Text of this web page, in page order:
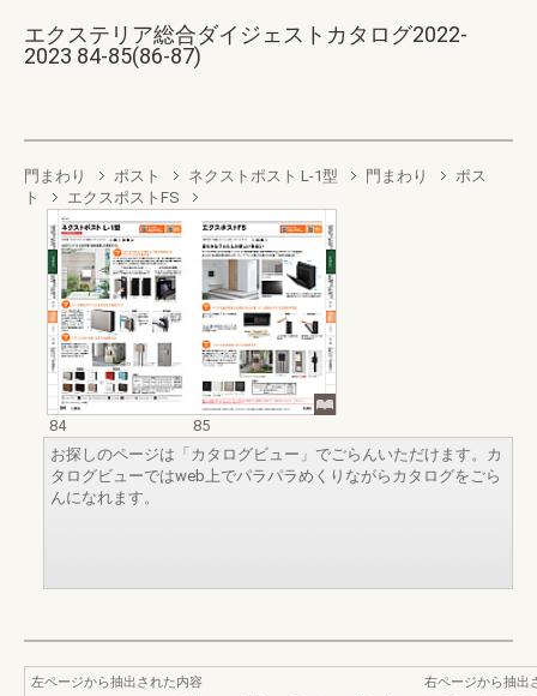
エクステリア総合ダイジェストカタログ2022-
2023 84-85(86-87)
門まわり ポスト ネクストポスト L-1型 門まわり
ポス
ト
エクスポストFS
84
85
お探しのページは「カタログビュー」でごらんいただけます。カ
タログビューではweb上でパラパラめくりながらカタログをごら
んになれます。
左ページから抽出された内容
右ページから抽出